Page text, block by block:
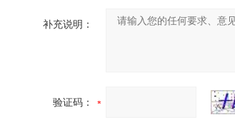
补充说明：
验证码：